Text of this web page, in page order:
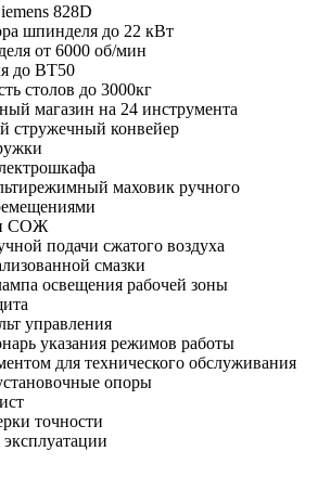
828D
шпинделя до 22 кВт
от 6000 об/мин
до BT50
столов до 3000кг
магазин на 24 инструмента
стружечный конвейер
маховик ручного
СОЖ
подачи сжатого воздуха
смазки
освещения рабочей зоны
управления
указания режимов работы
для технического обслуживания
опоры
точности